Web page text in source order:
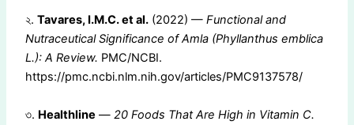
২.Tavares, I.M.C. et al. (2022) —Functional and
Nutraceutical Significance of Amla (Phyllanthus emblica
L.): A Review. PMC/NCBI.
https://pmc.ncbi.nlm.nih.gov/articles/PMC9137578/
৩. Healthline — 20 Foods That Are High in Vitamin C.